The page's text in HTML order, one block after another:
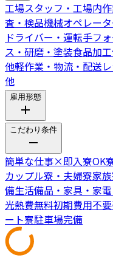
工場スタッフ・工場内
査・検品機械オペレー
ドライバー・運転手フ
ス・研磨・塗装食品加工
他軽作業・物流・配送
他
雇用形態
こだわり条件
簡単な仕事×即入寮OK
カップル寮・夫婦寮家
備生活備品・家具・家
光熱費無料初期費用不要
ート寮駐車場完備